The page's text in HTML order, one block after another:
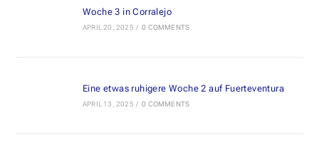
Woche 3 in Corralejo
APRIL 20, 2025 / 0 COMMENTS
Eine etwas ruhigere Woche 2 auf Fuerteventura
APRIL 13, 2025 / 0 COMMENTS